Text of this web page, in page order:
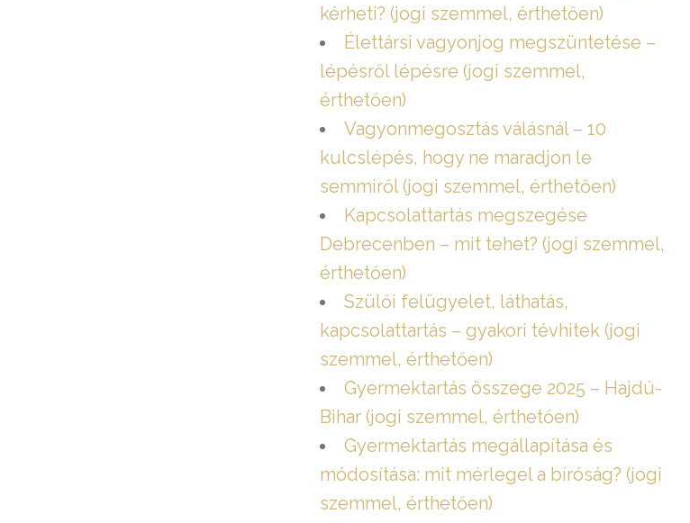
kérheti? (jogi szemmel, érthetően)
Élettársi vagyonjog megszüntetése –
lépésről lépésre (jogi szemmel,
érthetően)
Vagyonmegosztás válásnál – 10
kulcslépés, hogy ne maradjon le
semmiről (jogi szemmel, érthetően)
Kapcsolattartás megszegése
Debrecenben – mit tehet? (jogi szemmel,
érthetően)
Szülői felügyelet, láthatás,
kapcsolattartás – gyakori tévhitek (jogi
szemmel, érthetően)
Gyermektartás összege 2025 – Hajdú-
Bihar (jogi szemmel, érthetően)
Gyermektartás megállapítása és
módosítása: mit mérlegel a bíróság? (jogi
szemmel, érthetően)